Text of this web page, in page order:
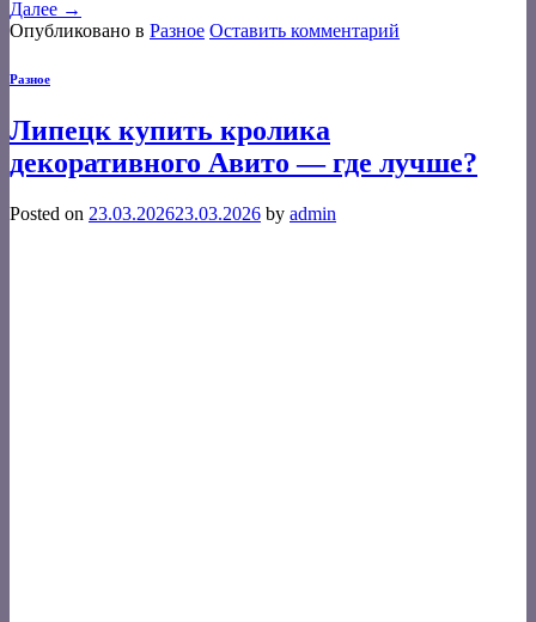
Далее →
Опубликовано в Разное Оставить комментарий
Разное
Липецк купить кролика
декоративного Авито — где лучше?
Posted on 23.03.202623.03.2026 by admin